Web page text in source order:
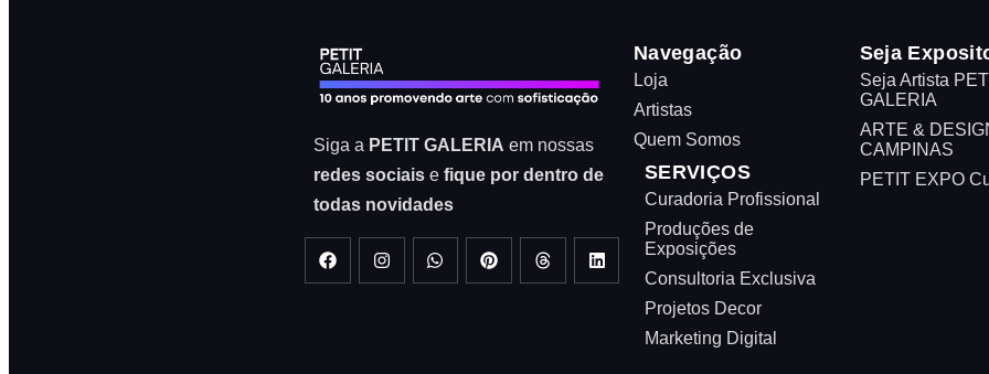
Siga a PETIT GALERIA em nossas
redes sociaise fique por dentro de
todas novidades
Navegação
Loja
Artistas
Quem Somos
SERVIÇOS
Curadoria Profissional
Produções de
Exposições
Consultoria Exclusiva
Projetos Decor
Marketing Digital
Seja
Seja Artista
GALERIA
ARTE &
CAMPINAS
PETIT EXPO